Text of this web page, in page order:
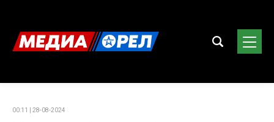
00:11 | 28-08-2024